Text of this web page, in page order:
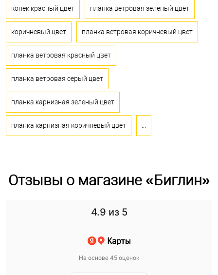
конек красный цвет планка ветровая зеленый цвет
коричневый цвет планка ветровая коричневый цвет
планка ветровая красный цвет
планка ветровая серый цвет
планка карнизная зеленый цвет
планка карнизная коричневый цвет
Отзывы о магазине «Биглин»
4.9 из 5
На основе 45 оценок